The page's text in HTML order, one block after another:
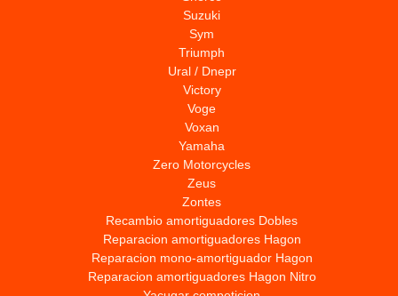
Suzuki
Sym
Triumph
Ural / Dnepr
Victory
Voge
Voxan
Yamaha
Zero Motorcycles
Zeus
Zontes
Recambio amortiguadores Dobles
Reparacion amortiguadores Hagon
Reparacion mono-amortiguador Hagon
Reparacion amortiguadores Hagon Nitro